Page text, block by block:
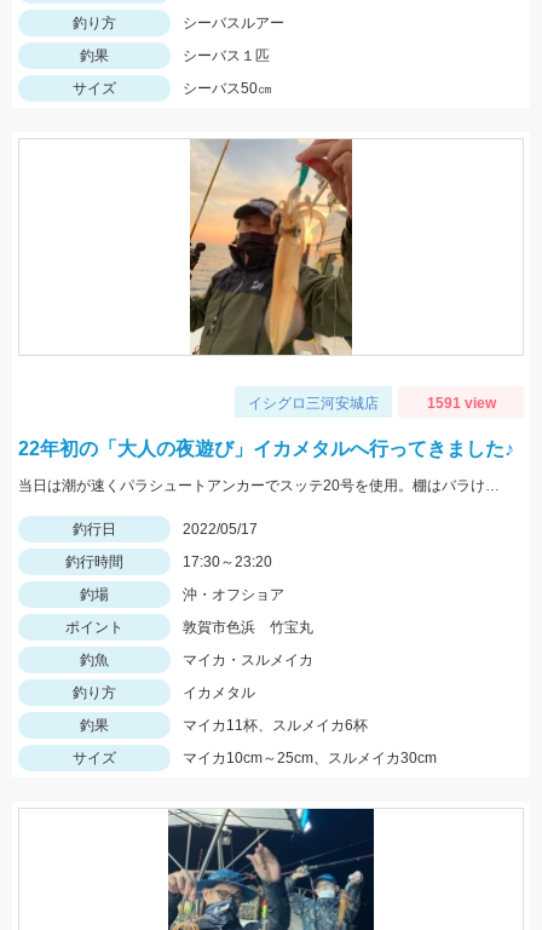
釣り方
シーバスルアー
釣果
シーバス１匹
サイズ
シーバス50㎝
イシグロ三河安城店 1591 view
22年初の「大人の夜遊び」イカメタルへ行ってきました♪
当日は潮が速くパラシュートアンカーでスッテ20号を使用。棚はバラけていますがボトムが一番反応が良かったです。
釣行日
2022/05/17
釣行時間
17:30～23:20
釣場
沖・オフショア
ポイント
敦賀市色浜 竹宝丸
釣魚
マイカ・スルメイカ
釣り方
イカメタル
釣果
マイカ11杯、スルメイカ6杯
サイズ
マイカ10cm～25cm、スルメイカ30cm